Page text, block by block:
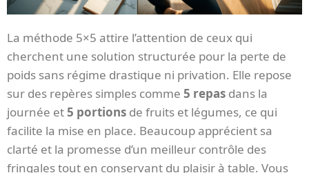
La méthode 5×5 attire l’attention de ceux qui
cherchent une solution structurée pour la perte de
poids sans régime drastique ni privation. Elle repose
sur des repères simples comme 5 repas dans la
journée et 5 portions de fruits et légumes, ce qui
facilite la mise en place. Beaucoup apprécient sa
clarté et la promesse d’un meilleur contrôle des
fringales tout en conservant du plaisir à table. Vous